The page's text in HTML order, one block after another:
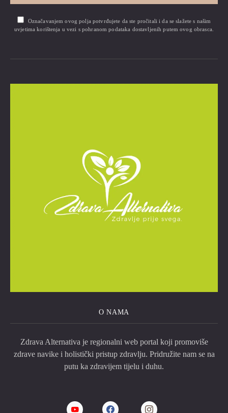
Označavanjem ovog polja potvrđujete da ste pročitali i da se slažete s našim
uvjetima korištenja u vezi s pohranom podataka dostavljenih putem ovog obrasca.
O NAMA
Zdrava Alternativa je regionalni web portal koji promoviše
zdrave navike i holistički pristup zdravlju. Pridružite nam se na
putu ka zdravijem tijelu i duhu.